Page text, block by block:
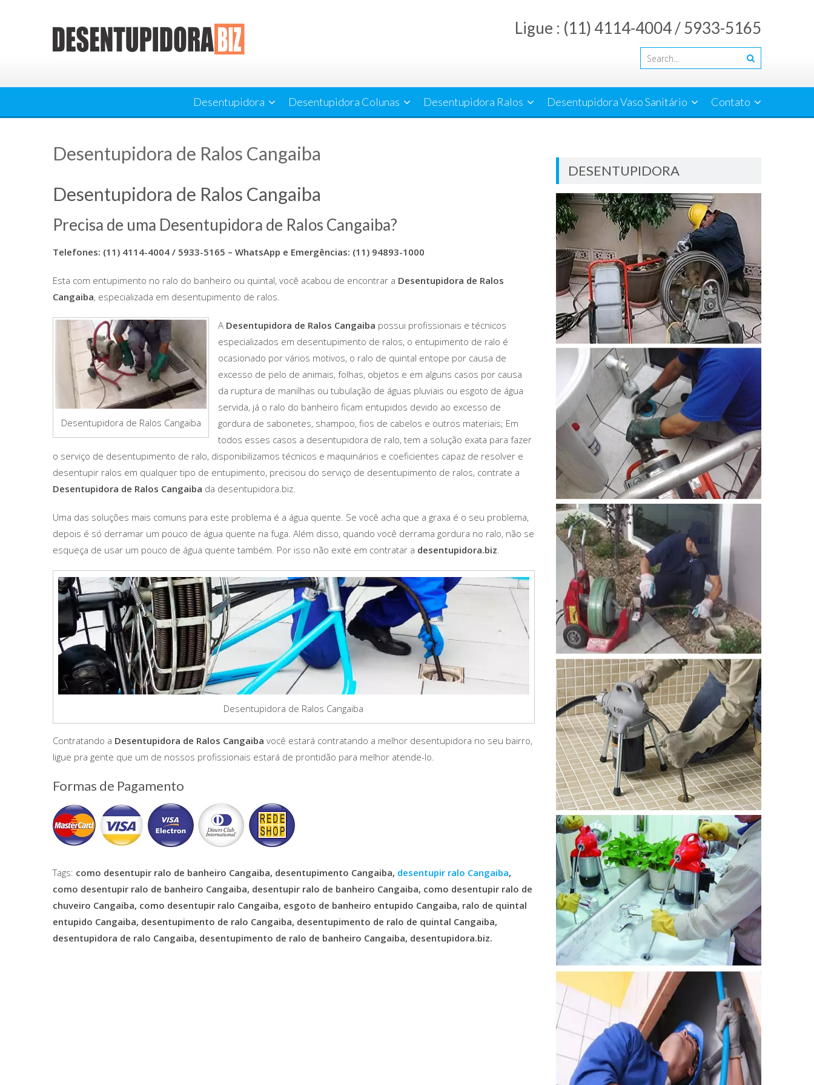
Ligue : (11) 4114-4004 / 5933-5165
Desentupidora Desentupidora Colunas Desentupidora Ralos Desentupidora Vaso Sanitário Contato
Desentupidora de Ralos Cangaiba
Desentupidora de Ralos Cangaiba
Precisa de uma Desentupidora de Ralos Cangaiba?
Telefones: (11) 4114-4004 / 5933-5165 – WhatsApp e Emergências: (11) 94893-1000
Esta com entupimento no ralo do banheiro ou quintal, você acabou de encontrar a Desentupidora de Ralos
Cangaiba, especializada em desentupimento de ralos.
Desentupidora de Ralos Cangaiba
A Desentupidora de Ralos Cangaiba possui profissionais e técnicos
especializados em desentupimento de ralos, o entupimento de ralo é
ocasionado por vários motivos, o ralo de quintal entope por causa de
excesso de pelo de animais, folhas, objetos e em alguns casos por causa
da ruptura de manilhas ou tubulação de águas pluviais ou esgoto de água
servida, já o ralo do banheiro ficam entupidos devido ao excesso de
gordura de sabonetes, shampoo, fios de cabelos e outros materiais; Em
todos esses casos a desentupidora de ralo, tem a solução exata para fazer
o serviço de desentupimento de ralo, disponibilizamos técnicos e maquinários e coeficientes capaz de resolver e
desentupir ralos em qualquer tipo de entupimento, precisou do serviço de desentupimento de ralos, contrate a
Desentupidora de Ralos Cangaiba da desentupidora.biz.
Uma das soluções mais comuns para este problema é a água quente. Se você acha que a graxa é o seu problema,
depois é só derramar um pouco de água quente na fuga. Além disso, quando você derrama gordura no ralo, não se
esqueça de usar um pouco de água quente também. Por isso não exite em contratar a desentupidora.biz.
Desentupidora de Ralos Cangaiba
Contratando a Desentupidora de Ralos Cangaiba você estará contratando a melhor desentupidora no seu bairro,
ligue pra gente que um de nossos profissionais estará de prontidão para melhor atende-lo.
Formas de Pagamento
Tags: como desentupir ralo de banheiro Cangaiba, desentupimento Cangaiba, desentupir ralo Cangaiba,
como desentupir ralo de banheiro Cangaiba, desentupir ralo de banheiro Cangaiba, como desentupir ralo de
chuveiro Cangaiba, como desentupir ralo Cangaiba, esgoto de banheiro entupido Cangaiba, ralo de quintal
entupido Cangaiba, desentupimento de ralo Cangaiba, desentupimento de ralo de quintal Cangaiba,
desentupidora de ralo Cangaiba, desentupimento de ralo de banheiro Cangaiba, desentupidora.biz.
DESENTUPIDORA